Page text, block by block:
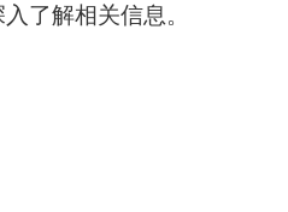
了解相关信息。